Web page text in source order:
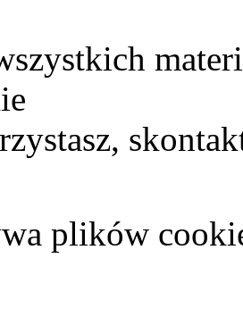
plików